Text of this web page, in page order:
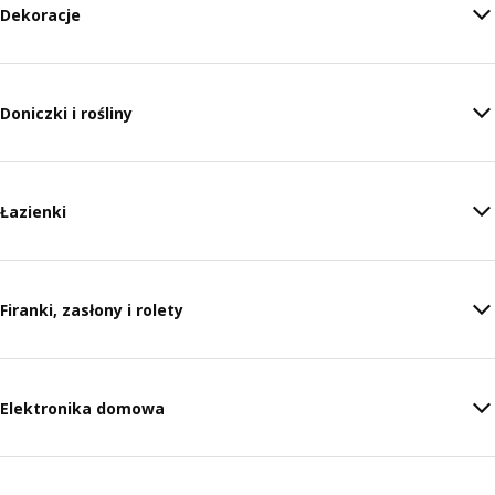
Dekoracje
Doniczki i rośliny
Łazienki
Firanki, zasłony i rolety
Elektronika domowa